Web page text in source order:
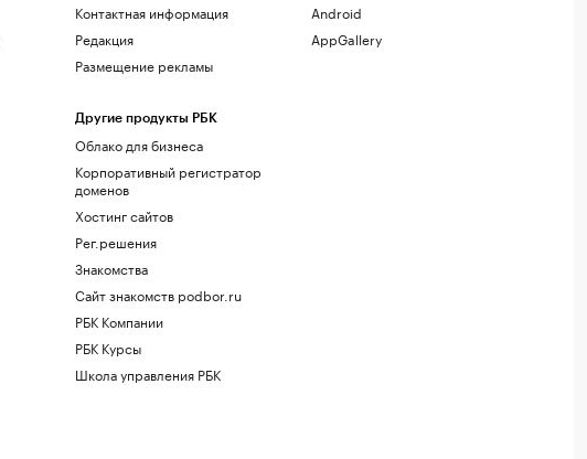
Контактная информация
Редакция
Размещение рекламы
Другие продукты РБК
Облако для бизнеса
Корпоративный регистратор
доменов
Хостинг сайтов
Рег.решения
Знакомства
Сайт знакомств podbor.ru
РБК Компании
РБК Курсы
Школа управления РБК
Android
AppGallery